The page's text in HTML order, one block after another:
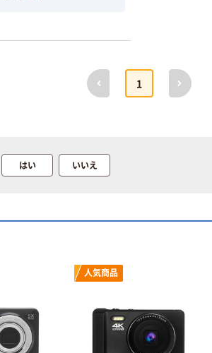
前へ
1
次へ
はい いいえ
人気商品
テック
ラルウ
500ml
酒精綿
イプ
（税込）
【アスクル限定】
ト ニトリルグ
ローブ ホワイ
ト 粉なし（パ
￥698~
パー ボックス
モカ 200組 5個
ナルティッシュ
PEFC認証
￥428~